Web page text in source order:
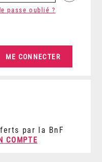
passe oublié ?
par la BnF
COMPTE